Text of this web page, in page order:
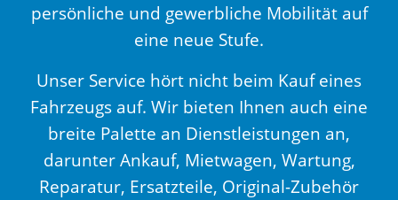
persönliche und gewerbliche Mobilität auf
eine neue Stufe.
Unser Service hört nicht beim Kauf eines
Fahrzeugs auf. Wir bieten Ihnen auch eine
breite Palette an Dienstleistungen an,
darunter Ankauf, Mietwagen, Wartung,
Reparatur, Ersatzteile, Original-Zubehör